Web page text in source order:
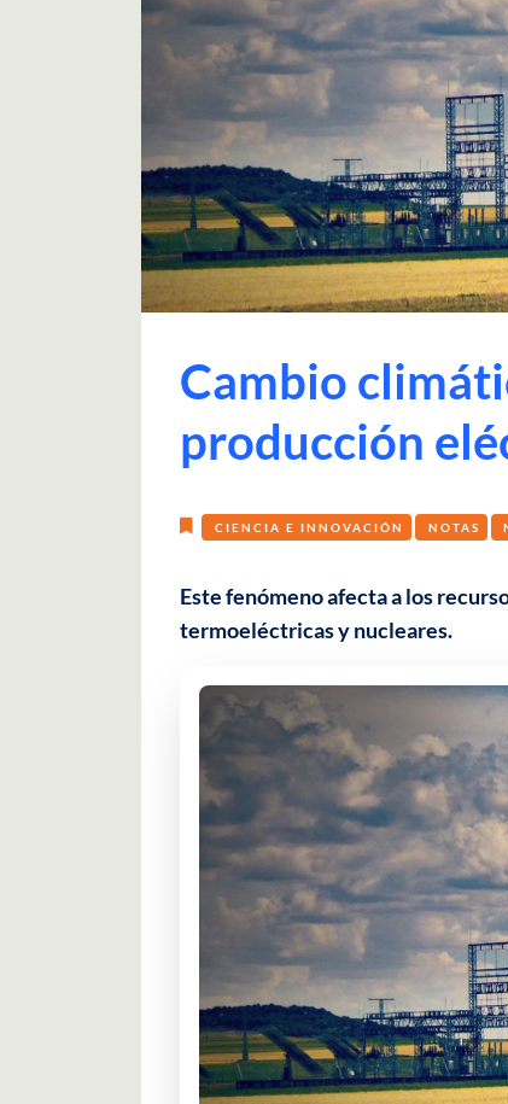
Cambio
producción
CIENCIA E INNOVACIÓN NOTAS
Este fenómeno afecta a los
termoeléctricas y nucleares.